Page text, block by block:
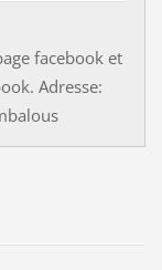
facebook et
Adresse: